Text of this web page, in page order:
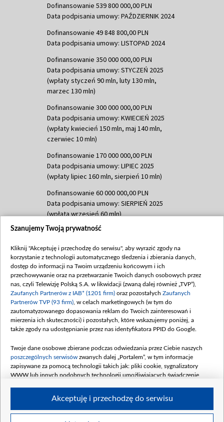
Dofinansowanie 539 800 000,00 PLN
Data podpisania umowy: PAŹDZIERNIK 2024
Dofinansowanie 49 848 800,00 PLN
Data podpisania umowy: LISTOPAD 2024
Dofinansowanie 350 000 000,00 PLN
Data podpisania umowy: STYCZEŃ 2025
(wpłaty styczeń 90 mln, luty 130 mln,
marzec 130 mln)
Dofinansowanie 300 000 000,00 PLN
Data podpisania umowy: KWIECIEŃ 2025
(wpłaty kwiecień 150 mln, maj 140 mln,
czerwiec 10 mln)
Dofinansowanie 170 000 000,00 PLN
Data podpisania umowy: LIPIEC 2025
(wpłaty lipiec 160 mln, sierpień 10 mln)
Dofinansowanie 60 000 000,00 PLN
Data podpisania umowy: SIERPIEŃ 2025
(wpłata wrzesień 60 mln)
Dofinansowanie 635 783 051,21 PLN
(wpłata wrzesień 100 mln, październik 350
mln, listopad 265 mln)
Dofinansowanie 48 862 000,00 PLN
Data podpisania umowy: GRUDZIEŃ 2025
(wpłata grudzień 60,548 mln)
Dofinansowanie 900 000 000,00 PLN
Data podpisania umowy: LUTY 2026 (wpłata
kwiecień 180 mln, 7 maja 180 mln, 8
czerwca 90 mln)
Dofinansowanie 250 000 000,00 PLN
4 sierpnia 250 mln
Szanujemy Twoją prywatność
Kliknij "Akceptuję i przechodzę do serwisu", aby wyrazić zgody na
korzystanie z technologii automatycznego śledzenia i zbierania danych,
dostęp do informacji na Twoim urządzeniu końcowym i ich
przechowywanie oraz na przetwarzanie Twoich danych osobowych przez
nas, czyli Telewizję Polską S.A. w likwidacji (zwaną dalej również „TVP”),
Zaufanych Partnerów z IAB* (1201 firm) oraz pozostałych Zaufanych
Partnerów TVP (93 firm) , w celach marketingowych (w tym do
zautomatyzowanego dopasowania reklam do Twoich zainteresowań i
mierzenia ich skuteczności) i pozostałych, które wskazujemy poniżej, a
także zgody na udostępnianie przez nas identyfikatora PPID do Google.
Twoje dane osobowe zbierane podczas odwiedzania przez Ciebie naszych
poszczególnych serwisów zwanych dalej „Portalem”, w tym informacje
zapisywane za pomocą technologii takich jak: pliki cookie, sygnalizatory
WWW lub innych podobnych technologii umożliwiających świadczenie
Akceptuję i przechodzę do serwisu